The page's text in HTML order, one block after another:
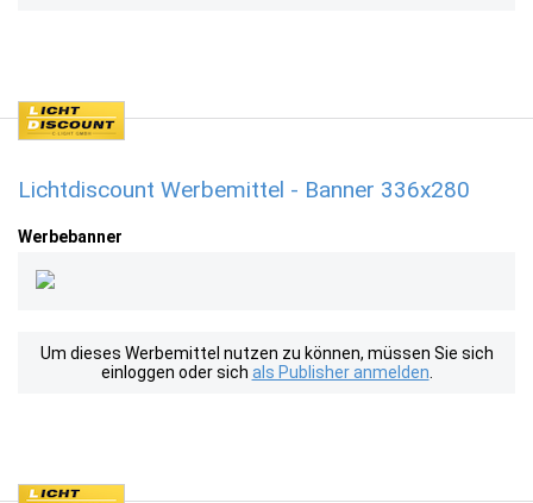
Lichtdiscount Werbemittel - Banner 336x280
Werbebanner
Um dieses Werbemittel nutzen zu können, müssen Sie sich
einloggen oder sich als Publisher anmelden